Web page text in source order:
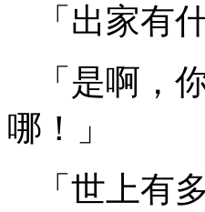
「出家有
「是啊，
哪！」
「世上有